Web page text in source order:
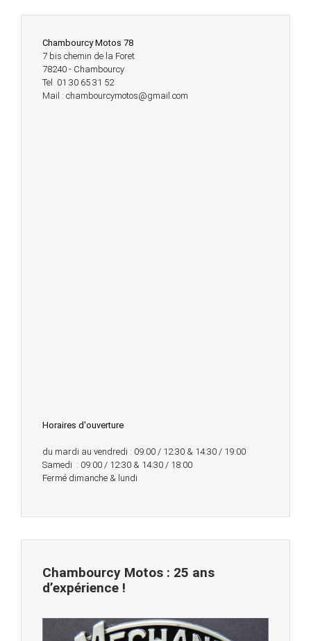
Chambourcy Motos 78
7 bis chemin de la Foret
78240 - Chambourcy
Tel 01 30 65 31 52
Mail : chambourcymotos@gmail.com
Horaires d'ouverture
du mardi au vendredi : 09:00 / 12:30 & 14:30 / 19:00
Samedi : 09:00 / 12:30 & 14:30 / 18:00
Fermé dimanche & lundi
Chambourcy Motos : 25 ans
d’expérience !